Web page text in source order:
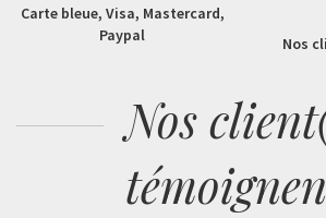
Carte bleue, Visa, Mastercard,
Paypal
Nos
Nos